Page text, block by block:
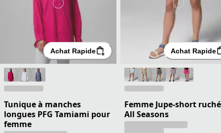
Achat Rapide
Tunique à manches
longues PFG Tamiami pour
femme
Achat Rapide
Femme Jupe-short
All Seasons